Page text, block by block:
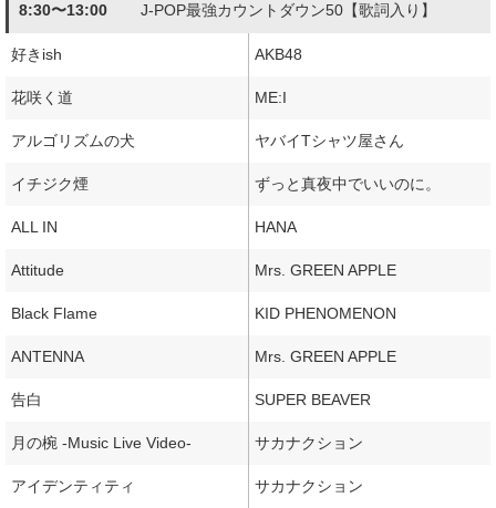
8:30〜13:00 J-POP最強カウントダウン50【歌詞入り】
好きish AKB48
花咲く道 ME:I
アルゴリズムの犬 ヤバイTシャツ屋さん
イチジク煙 ずっと真夜中でいいのに。
ALL IN HANA
Attitude Mrs. GREEN APPLE
Black Flame KID PHENOMENON
ANTENNA Mrs. GREEN APPLE
告白 SUPER BEAVER
月の椀 -Music Live Video- サカナクション
アイデンティティ サカナクション